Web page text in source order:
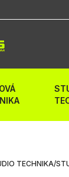
TECHNIKA/